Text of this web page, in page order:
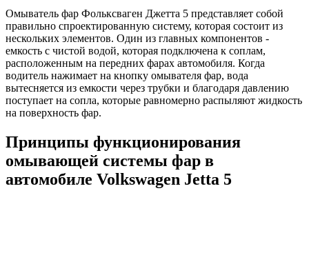
Омыватель фар Фольксваген Джетта 5 представляет собой
правильно спроектированную систему, которая состоит из
нескольких элементов. Один из главных компонентов -
емкость с чистой водой, которая подключена к соплам,
расположенным на передних фарах автомобиля. Когда
водитель нажимает на кнопку омывателя фар, вода
вытесняется из емкости через трубки и благодаря давлению
поступает на сопла, которые равномерно распыляют жидкость
на поверхность фар.
Принципы функционирования
омывающей системы фар в
автомобиле Volkswagen Jetta 5